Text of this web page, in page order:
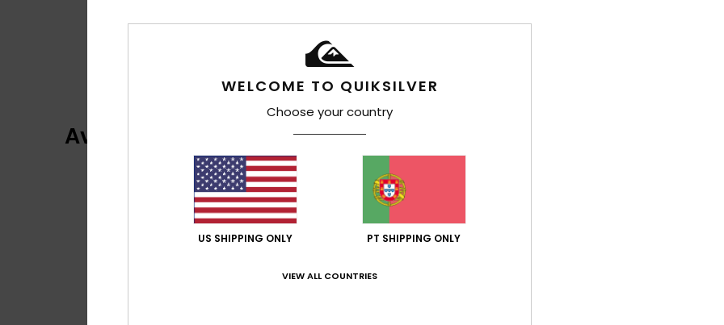
Avaliações dos clientes
WELCOME TO QUIKSILVER
Choose your country
US SHIPPING ONLY PT SHIPPING ONLY
VIEW ALL COUNTRIES